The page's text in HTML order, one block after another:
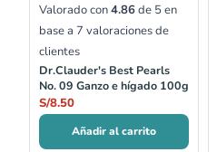
Valorado con4.86de 5 en
base a 7 valoraciones de
clientes
Dr.Clauder's Best Pearls
No. 09 Ganzo e hígado 100g
S/8.50
Añadir al carrito